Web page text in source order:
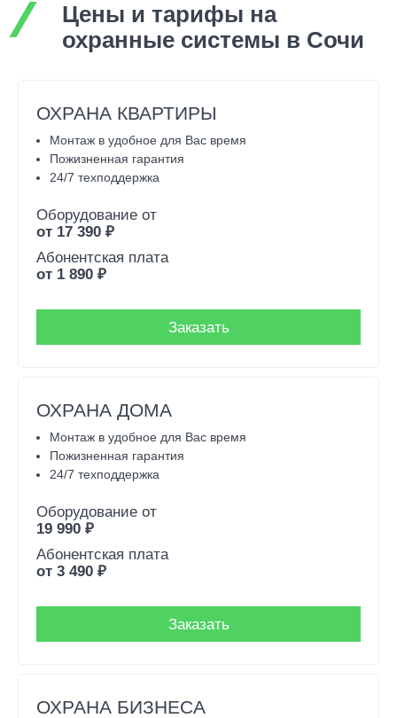
Цены и тарифы на
охранные системы в Сочи
ОХРАНА КВАРТИРЫ
Монтаж в удобное для Вас время
Пожизненная гарантия
24/7 техподдержка
Оборудование от
от 17 390 ₽
Абонентская плата
от 1 890 ₽
Заказать
ОХРАНА ДОМА
Монтаж в удобное для Вас время
Пожизненная гарантия
24/7 техподдержка
Оборудование от
19 990 ₽
Абонентская плата
от 3 490 ₽
Заказать
ОХРАНА БИЗНЕСА